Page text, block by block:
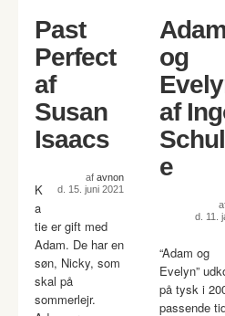
Past
Perfect
af
Susan
Isaacs
af avnon
d. 15. juni 2021
K
a
tie er gift med
Adam. De har en
søn, Nicky, som
skal på
sommerlejr.
og
af
e
d. 11.
“Adam og
Evelyn”
på tysk i
passende